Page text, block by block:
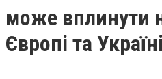
може вплинути
Європі та Україні